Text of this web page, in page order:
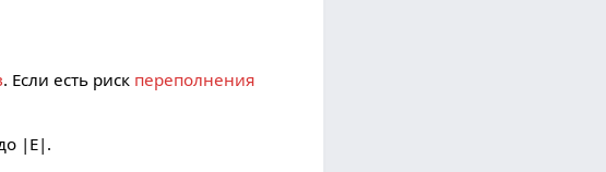
. Если есть риск переполнения
|E|.